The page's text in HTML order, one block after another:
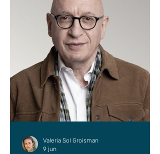
Valeria Sol Groisman
9 jun